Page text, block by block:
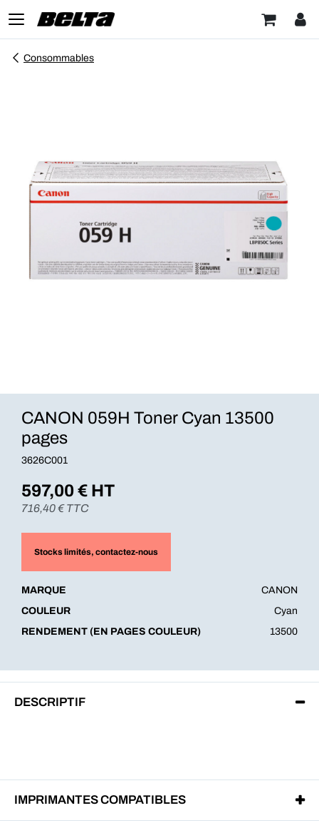
Consommables
CANON 059H Toner Cyan 13500
pages
3626C001
597,00€ HT
716,40€ TTC
Stocks limités, contactez-nous
MARQUE
CANON
COULEUR
Cyan
RENDEMENT (EN PAGES COULEUR)
13500
DESCRIPTIF
IMPRIMANTES COMPATIBLES